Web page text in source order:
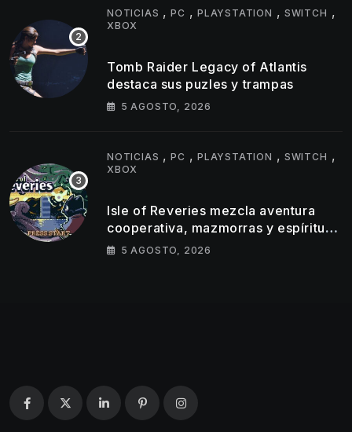
NOTICIAS ,PC ,PLAYSTATION , SWITCH ,
XBOX
Tomb Raider Legacy of Atlantis
destaca sus puzles y trampas
5 AGOSTO, 2026
NOTICIAS ,PC ,PLAYSTATION , SWITCH ,
XBOX
Isle of Reveries mezcla aventura
cooperativa, mazmorras y espíritu
clásico de Zelda
5 AGOSTO, 2026